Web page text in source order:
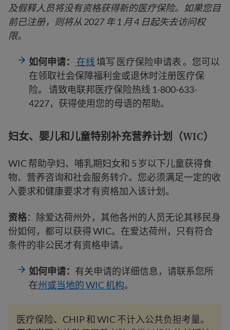
及假释人员将没有资格获得新的医疗保险。如果您目
前已注册，则将从 2027 年 1 月 4 日起失去访问权
限。
如何申请： 在线填写 医疗保险申请表 。您可以
在领取社会保障福利金或退休时注册医疗保
险。 请致电联邦医疗保险热线 1-800-633-
4227，获得使用您的母语的帮助。
妇女、婴儿和儿童特别补充营养计划（WIC）
WIC 帮助孕妇、哺乳期妇女和 5 岁以下儿童获得食
物、营养咨询和社会服务转介。您必须满足一定的收
入要求和健康要求才有资格加入该计划。
资格：除爱达荷州外，其他各州的人员无论其移民身
份如何，都可以获得 WIC。在爱达荷州，只有符合
条件的非公民才有资格申请。
如何申请： 有关申请的详细信息，请联系您所
在州或当地的 WIC 机构。
医疗保险、CHIP 和 WIC 不计入公共负担考量。